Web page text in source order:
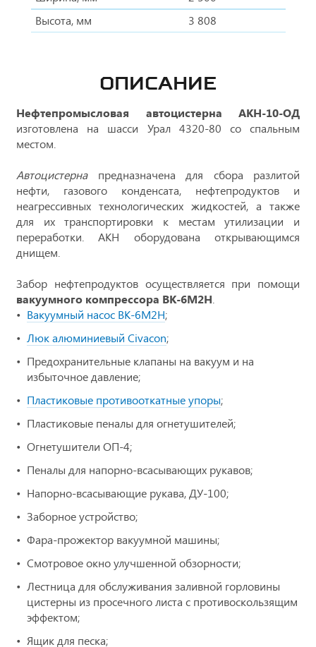
Высота, мм
3 808
ОПИСАНИЕ
Нефтепромысловая автоцистерна АКН-10-ОД
изготовлена на шасси Урал 4320-80 со спальным
местом.
Автоцистернапредназначена для сбора разлитой
нефти, газового конденсата, нефтепродуктов и
неагрессивных технологических жидкостей, а также
для их транспортировки к местам утилизации и
переработки. АКН оборудована открывающимся
днищем.
Забор нефтепродуктов осуществляется при помощи
вакуумного компрессора ВК-6М2Н
Вакуумный насос ВК-6М2Н;
Люк алюминиевый Civacon;
Предохранительные клапаны на вакуум и на
избыточное давление;
Пластиковые противооткатные упоры;
Пластиковые пеналы для огнетушителей;
Огнетушители ОП-4;
Пеналы для напорно-всасывающих рукавов;
Напорно-всасывающие рукава, ДУ-100;
Заборное устройство;
Фара-прожектор вакуумной машины;
Смотровое окно улучшенной обзорности;
Лестница для обслуживания заливной горловины
цистерны из просечного листа с противоскользящим
эффектом;
Ящик для песка;